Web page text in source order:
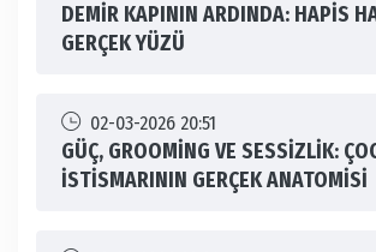
DEMİR KAPININ ARDINDA: HAPİS
GERÇEK YÜZÜ
02-03-2026 20:51
GÜÇ, GROOMİNG VE SESSİZLİK:
İSTİSMARININ GERÇEK ANATOMİSİ